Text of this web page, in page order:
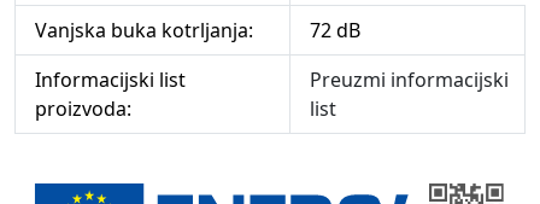
Vanjska buka kotrljanja:
72 dB
Informacijski list
proizvoda:
Preuzmi informacijski
list